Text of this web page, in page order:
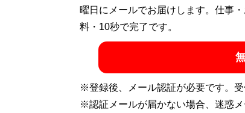
記事一覧へ
曜日にメールでお届けします。仕事
料・10秒で完了です。
※登録後、メール認証が必要です。
※認証メールが届かない場合、迷惑